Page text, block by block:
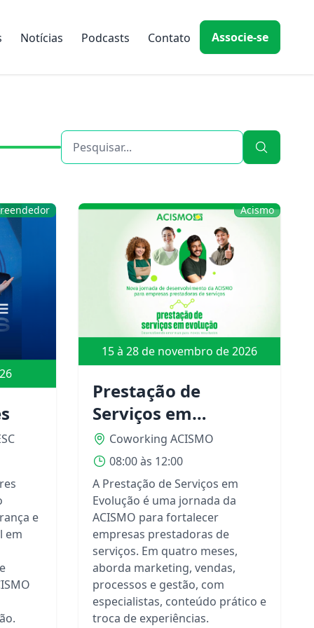
Notícias Podcasts Contato Associe-se
e
em
Acismo
15 à 28 de novembro de 2026
Prestação de
Serviços em
Evolução -
Desenvolvendo
empresas para
novos resultados
Coworking ACISMO
08:00 às 12:00
A Prestação de Serviços em
Evolução é uma jornada da
ACISMO para fortalecer
empresas prestadoras de
serviços. Em quatro meses,
aborda marketing, vendas,
processos e gestão, com
especialistas, conteúdo prático e
troca de experiências.